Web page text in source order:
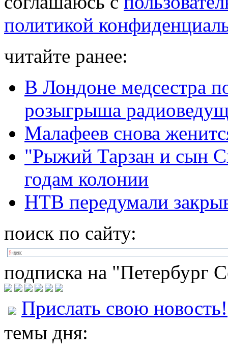
политикой
читайте ранее:
В Лондоне медсестра
розыгрыша
Малафеев снова
"Рыжий Тарзан и сын
годам колонии
НТВ передумали
поиск по сайту:
подписка на "Петербург
Прислать свою новость!
темы дня: